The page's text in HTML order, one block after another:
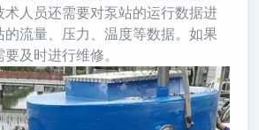
术人员还需要对泵站的运行数据进
的流量、压力、温度等数据。如果
及时进行维修。